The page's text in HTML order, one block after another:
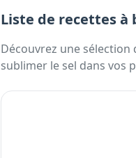
Liste de recettes à
Découvrez une sélection
sublimer le sel dans vos